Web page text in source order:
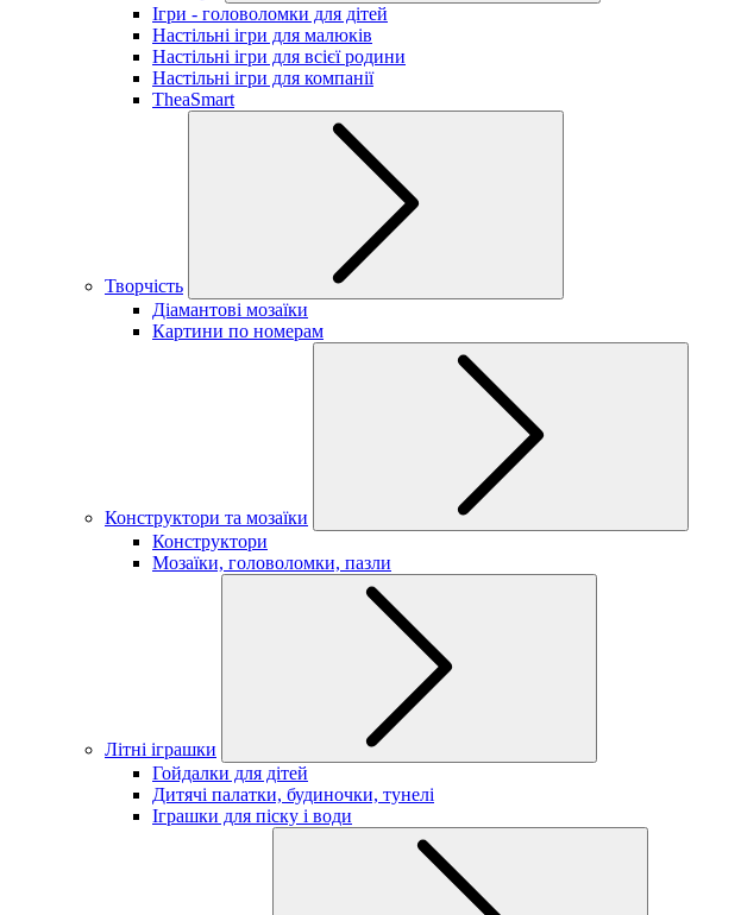
Ігри - головоломки для дітей
Настільні ігри для малюків
Настільні ігри для всієї родини
Настільні ігри для компанії
TheaSmart
Творчість
Діамантові мозаїки
Картини по номерам
Конструктори та мозаїки
Конструктори
Мозаїки, головоломки, пазли
Літні іграшки
Гойдалки для дітей
Дитячі палатки, будиночки, тунелі
Іграшки для піску і води